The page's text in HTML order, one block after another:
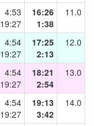
4:53
19:27
16:26
1:38
11.0
4:54
19:27
17:25
2:13
12.0
4:54
19:27
18:21
2:54
13.0
4:54
19:27
19:13
3:42
14.0